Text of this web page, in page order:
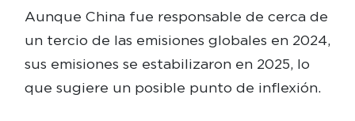
Aunque China fue responsable de cerca de
un tercio de las emisiones globales en 2024,
sus emisiones se estabilizaron en 2025, lo
que sugiere un posible punto de inflexión.